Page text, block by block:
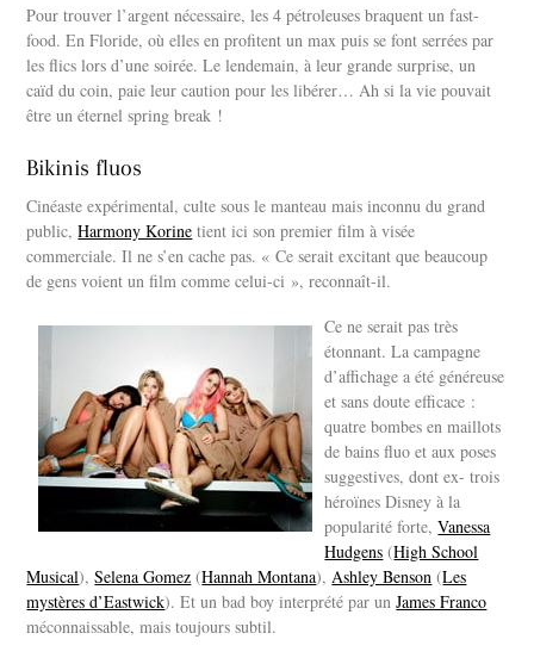
Pour trouver l’argent nécessaire, les 4 pétroleuses braquent un fast-
food. En Floride, où elles en profitent un max puis se font serrées par
les flics lors d’une soirée. Le lendemain, à leur grande surprise, un
caïd du coin, paie leur caution pour les libérer… Ah si la vie pouvait
être un éternel spring break !
Bikinis fluos
Cinéaste expérimental, culte sous le manteau mais inconnu du grand
public,Harmony Korine tient ici son premier film à visée
commerciale. Il ne s’en cache pas. « Ce serait excitant que beaucoup
de gens voient un film comme celui-ci », reconnaît-il.
Ce ne serait pas très
étonnant. La campagne
d’affichage a été généreuse
et sans doute efficace :
quatre bombes en maillots
de bains fluo et aux poses
suggestives, dont ex- trois
héroïnes Disney à la
popularité forte,Vanessa
Hudgens (High School
Musical),Selena Gomez (Hannah Montana),Ashley Benson (Les
mystères d’Eastwick). Et un bad boy interprété par unJames Franco
méconnaissable, mais toujours subtil.